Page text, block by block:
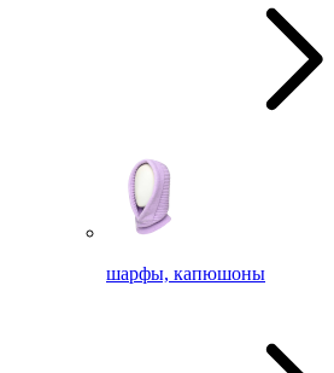
шарфы, капюшоны